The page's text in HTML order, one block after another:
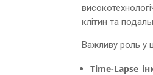
клітин та
Важливу роль у
Time-Lapse